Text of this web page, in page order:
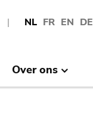
NL FR EN DE
Over ons